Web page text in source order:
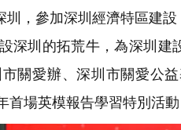
，參加深圳經濟特區建
深圳的拓荒牛，為深圳
關愛辦、深圳市關愛公
場英模報告學習特別活